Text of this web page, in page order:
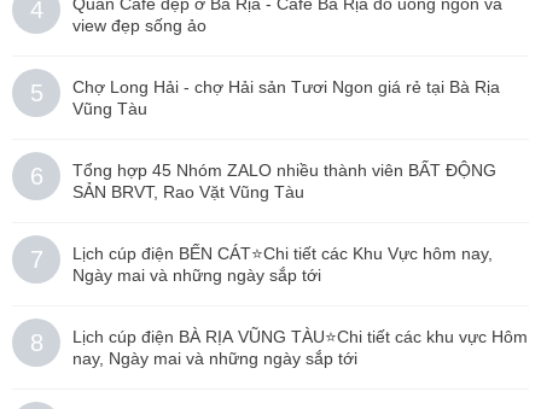
4
view đẹp sống ảo
5
Chợ Long Hải - chợ Hải sản Tươi Ngon giá rẻ tại Bà Rịa
Vũng Tàu
6
Tổng hợp 45 Nhóm ZALO nhiều thành viên BẤT ĐỘNG
SẢN BRVT, Rao Vặt Vũng Tàu
7
Lịch cúp điện BẾN CÁT⭐️Chi tiết các Khu Vực hôm nay,
Ngày mai và những ngày sắp tới
8
Lịch cúp điện BÀ RỊA VŨNG TÀU⭐️Chi tiết các khu vực Hôm
nay, Ngày mai và những ngày sắp tới